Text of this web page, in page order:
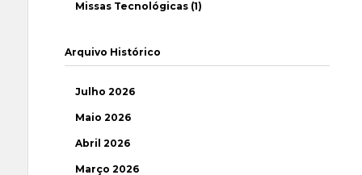
Missas Tecnológicas (1)
Arquivo Histórico
Julho 2026
Maio 2026
Abril 2026
Março 2026